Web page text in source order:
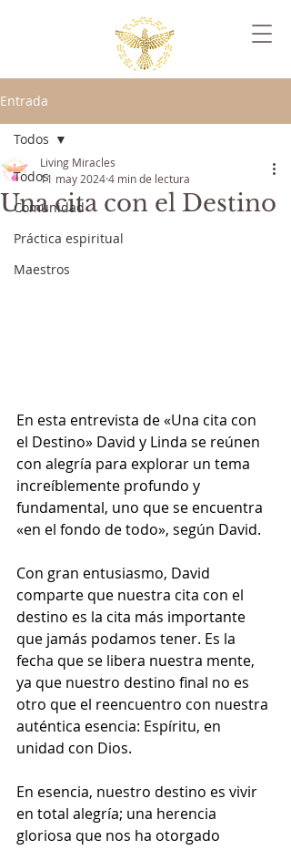
Entrada
Todos
Comunidad
Práctica espiritual
Maestros
Todos
Una cita con el Destino
Living Miracles
11 may 20244 min de lectura
En esta entrevista de «Una cita con
el Destino» David y Linda se reúnen
con alegría para explorar un tema
increíblemente profundo y
fundamental, uno que se encuentra
«en el fondo de todo», según David.
Con gran entusiasmo, David
comparte que nuestra cita con el
destino es la cita más importante
que jamás podamos tener. Es la
fecha que se libera nuestra mente,
ya que nuestro destino final no es
otro que el reencuentro con nuestra
auténtica esencia: Espíritu, en
unidad con Dios.
En esencia, nuestro destino es vivir
en total alegría; una herencia
gloriosa que nos ha otorgado